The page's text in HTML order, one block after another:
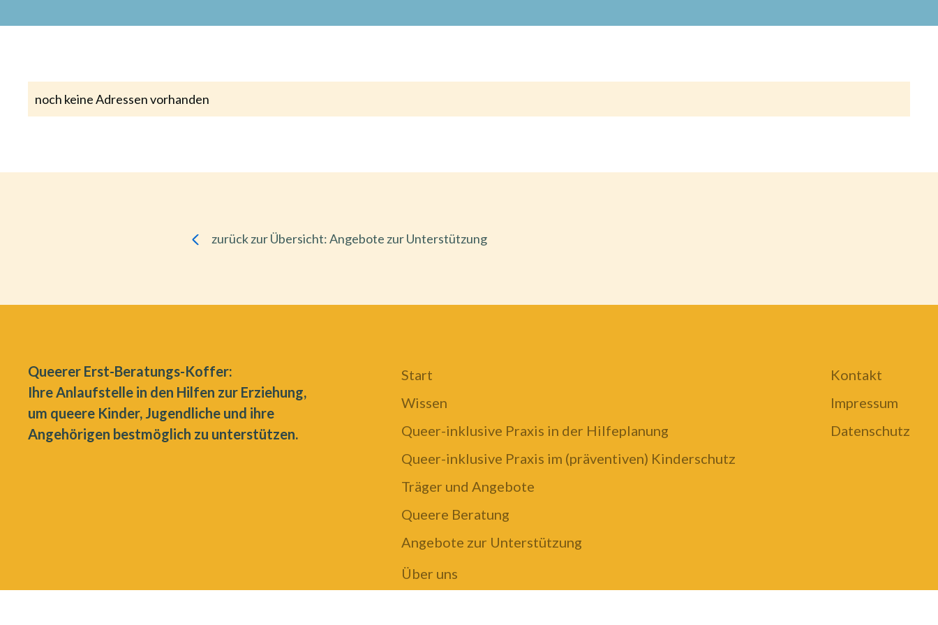
noch keine Adressen vorhanden
zurück zur Übersicht: Angebote zur Unterstützung
Queerer Erst-Beratungs-Koffer:
Ihre Anlaufstelle in den Hilfen zur Erziehung,
um queere Kinder, Jugendliche und ihre
Angehörigen bestmöglich zu unterstützen.
Start
Wissen
Queer-inklusive Praxis in der Hilfeplanung
Queer-inklusive Praxis im (präventiven) Kinderschutz
Träger und Angebote
Queere Beratung
Angebote zur Unterstützung
Über uns
Kontakt
Impressum
Datenschutz